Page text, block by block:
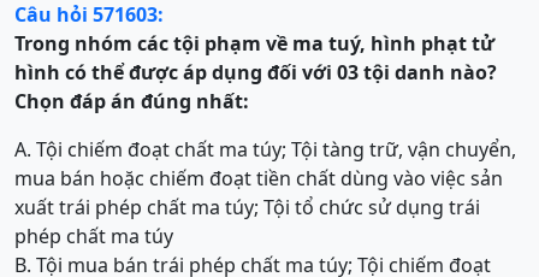
Câu hỏi 571603:
Trong nhóm các tội phạm về ma tuý, hình phạt tử
hình có thể được áp dụng đối với 03 tội danh nào?
Chọn đáp án đúng nhất:
A. Tội chiếm đoạt chất ma túy; Tội tàng trữ, vận chuyển,
mua bán hoặc chiếm đoạt tiền chất dùng vào việc sản
xuất trái phép chất ma túy; Tội tổ chức sử dụng trái
phép chất ma túy
B. Tội mua bán trái phép chất ma túy; Tội chiếm đoạt